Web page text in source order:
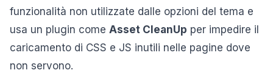
funzionalità non utilizzate dalle opzioni del tema e
usa un plugin come Asset CleanUp per impedire il
caricamento di CSS e JS inutili nelle pagine dove
non servono.